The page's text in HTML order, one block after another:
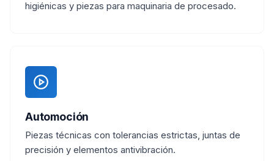
higiénicas y piezas para maquinaria de procesado.
Automoción
Piezas técnicas con tolerancias estrictas, juntas de
precisión y elementos antivibración.